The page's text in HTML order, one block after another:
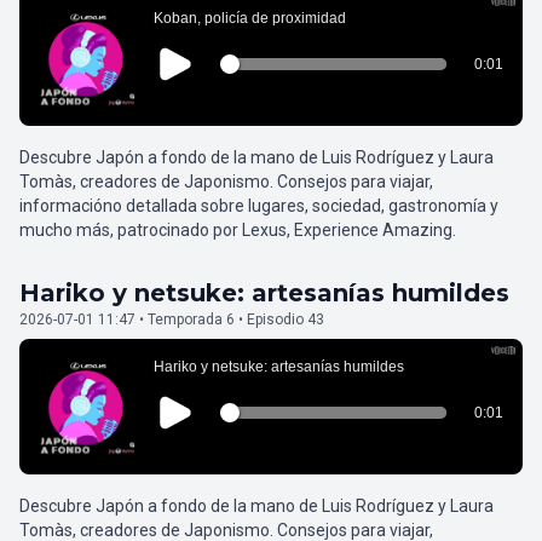
Descubre Japón a fondo de la mano de Luis Rodríguez y Laura
Tomàs, creadores de Japonismo. Consejos para viajar,
informacióno detallada sobre lugares, sociedad, gastronomía y
mucho más, patrocinado por Lexus, Experience Amazing.
Hariko y netsuke: artesanías humildes
2026-07-01 11:47 • Temporada 6 • Episodio 43
Descubre Japón a fondo de la mano de Luis Rodríguez y Laura
Tomàs, creadores de Japonismo. Consejos para viajar,